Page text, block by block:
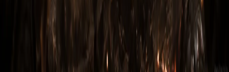
Чтобы оставить комментарий, нужно войти
в свой
аккаунт. Это защита от спама — каждый комментарий
привязан к пользователю и модерируется перед
Регистрация